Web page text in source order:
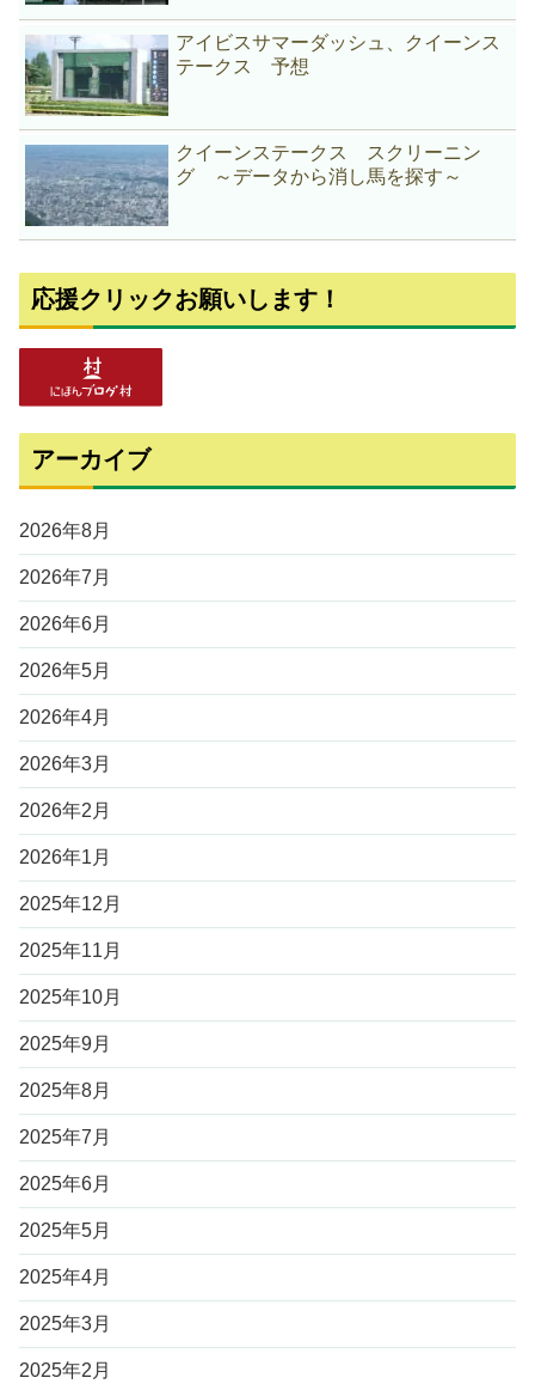
アイビスサマーダッシュ、クイーンス
テークス 予想
クイーンステークス スクリーニン
グ ～データから消し馬を探す～
応援クリックお願いします！
アーカイブ
2026年8月
2026年7月
2026年6月
2026年5月
2026年4月
2026年3月
2026年2月
2026年1月
2025年12月
2025年11月
2025年10月
2025年9月
2025年8月
2025年7月
2025年6月
2025年5月
2025年4月
2025年3月
2025年2月